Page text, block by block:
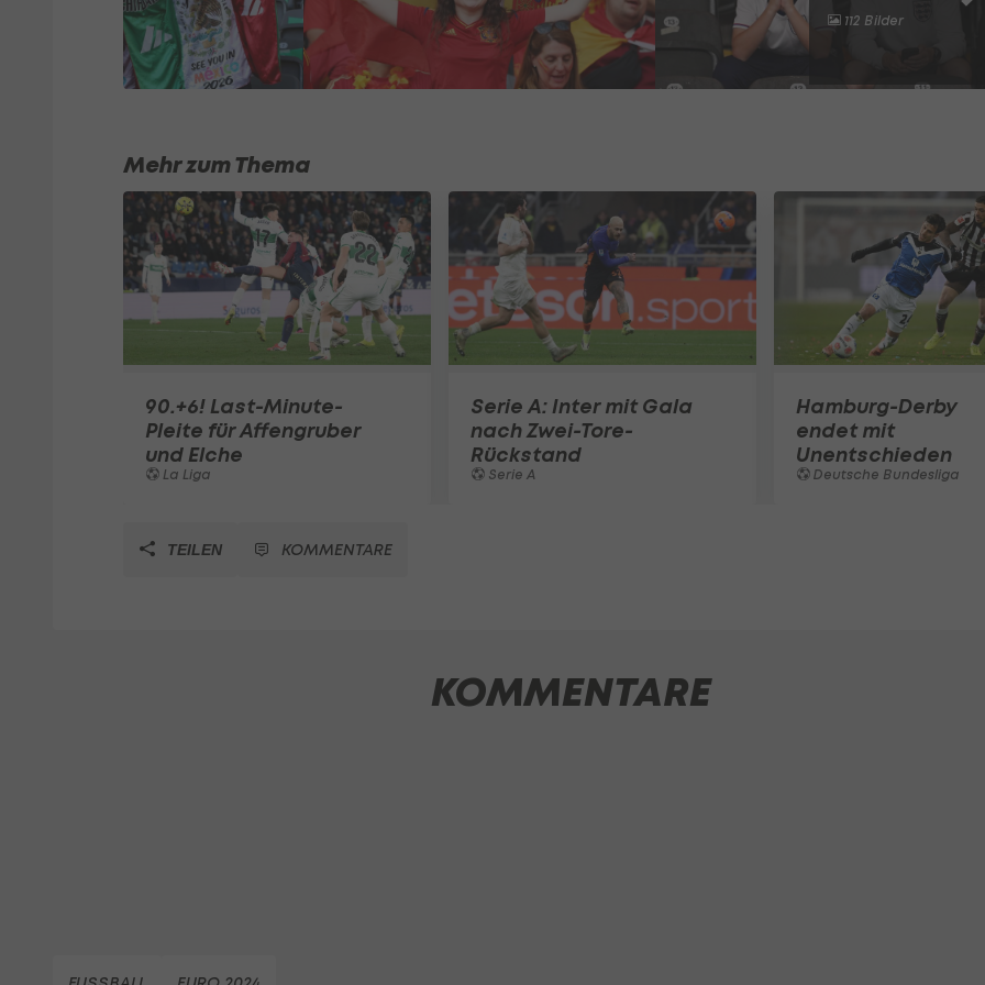
112 Bilder
Mehr zum Thema
90.+6! Last-Minute-
Pleite für Affengruber
und Elche
La Liga
Serie A: Inter mit Gala
nach Zwei-Tore-
Rückstand
Serie A
Hamburg-Derby
endet mit
Unentschieden
Deutsche Bundesliga
TEILEN KOMMENTARE
KOMMENTARE